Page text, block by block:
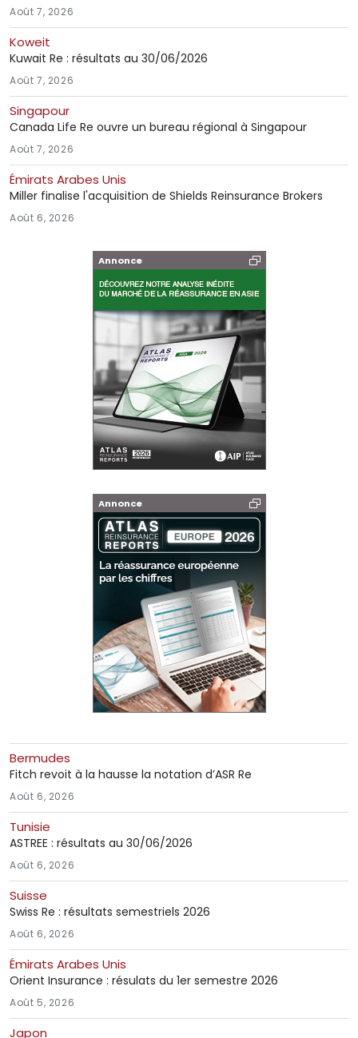
Août 7, 2026
Koweit
Kuwait Re : résultats au 30/06/2026
Août 7, 2026
Singapour
Canada Life Re ouvre un bureau régional à Singapour
Août 7, 2026
Émirats Arabes Unis
Miller finalise l'acquisition de Shields Reinsurance Brokers
Août 6, 2026
Annonce
Annonce
Bermudes
Fitch revoit à la hausse la notation d’ASR Re
Août 6, 2026
Tunisie
ASTREE : résultats au 30/06/2026
Août 6, 2026
Suisse
Swiss Re : résultats semestriels 2026
Août 6, 2026
Émirats Arabes Unis
Orient Insurance : résulats du 1er semestre 2026
Août 5, 2026
Japon